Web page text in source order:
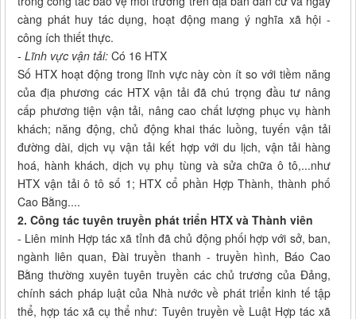
càng phát huy tác dụng, hoạt động mang ý nghĩa xã hội -
công ích thiết thực.
- Lĩnh vực vận tải: Có 16 HTX
Số HTX hoạt động trong lĩnh vực này còn ít so với tiềm năng
của địa phương các HTX vận tải đã chú trọng đầu tư nâng
cấp phương tiện vận tải, nâng cao chất lượng phục vụ hành
khách; năng động, chủ động khai thác luồng, tuyến vận tải
đường dài, dịch vụ vận tải kết hợp với du lịch, vận tải hàng
hoá, hành khách, dịch vụ phụ tùng và sửa chữa ô tô,...như
HTX vận tải ô tô số 1; HTX cổ phần Hợp Thành, thành phố
Cao Bằng....
2. Công tác tuyên truyền phát triển HTX và Thành viên
- Liên minh Hợp tác xã tỉnh đã chủ động phối hợp với sở, ban,
ngành liên quan, Đài truyền thanh - truyền hình, Báo Cao
Bằng thường xuyên tuyên truyền các chủ trương của Đảng,
chính sách pháp luật của Nhà nước về phát triển kinh tế tập
thể, hợp tác xã cụ thể như: Tuyên truyền về Luật Hợp tác xã